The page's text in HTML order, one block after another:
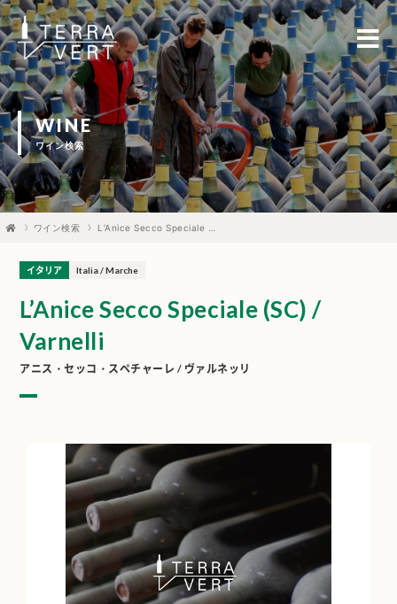
WINE
ワイン検索
ワイン検索
L’Anice Secco Speciale (SC) /
Varnelli
アニス・セッコ・スペチャーレ / ヴァルネッリ
イタリア Italia / Marche